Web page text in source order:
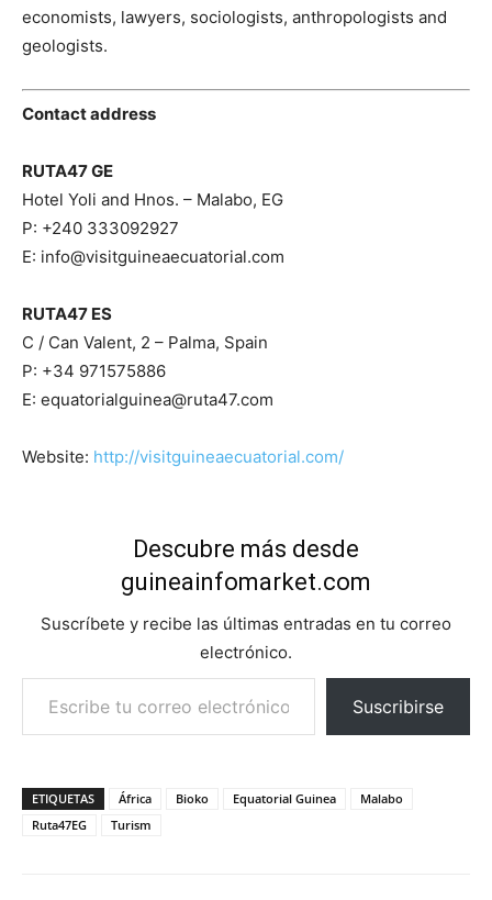
economists, lawyers, sociologists, anthropologists and
geologists.
Contact address
RUTA47 GE
Hotel Yoli and Hnos. – Malabo, EG
P: +240 333092927
E: info@visitguineaecuatorial.com
RUTA47 ES
C / Can Valent, 2 – Palma, Spain
P: +34 971575886
E: equatorialguinea@ruta47.com
Website: http://visitguineaecuatorial.com/
Descubre más desde
guineainfomarket.com
Suscríbete y recibe las últimas entradas en tu correo
electrónico.
Escribe tu correo electrónico…
Suscribirse
ETIQUETAS África Bioko Equatorial Guinea
Malabo
Ruta47EG
Turism